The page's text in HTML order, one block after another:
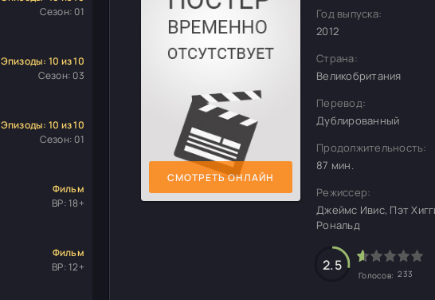
Сезон: 01
Эпизоды: 10 из 10
Сезон: 03
Эпизоды: 10 из 10
Сезон: 01
Фильм
ВР: 18+
Фильм
ВР: 12+
СМОТРЕТЬ ОНЛАЙН
Год выпуска:
2012
Страна:
Великобритания
Перевод:
Дублированный
Продолжительность:
87 мин.
Режиссер:
Джеймс Ивис, Пэт
Рональд
2.5
Голосов: 233